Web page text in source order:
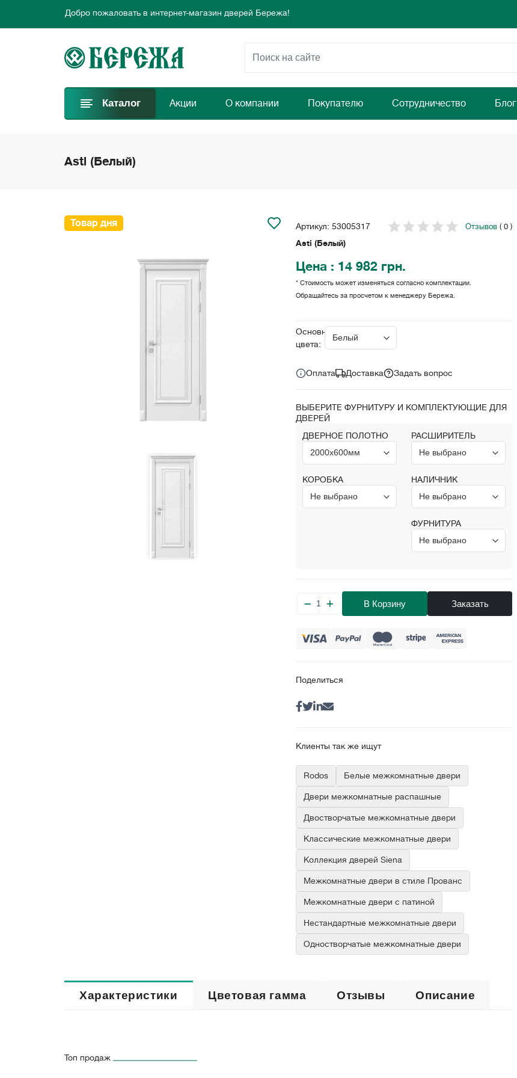
Добро пожаловать в интернет-магазин дверей Бережа!
Предлагаем новые выгодные предложения каждый день для комфорта и уюта вашего дома
Добро пожаловать в интернет-магазин дверей Бережа!
Предлагаем новые выгодные предложения каждый день для комфорта и уюта вашего дома
Каталог Акции О компании Покупателю Сотрудничество Блог
Asti (Белый)
Товар дня Артикул: 53005317 Отзывов ( 0 )
Asti (Белый)
Цена : 14 982 грн.
* Стоимость может изменяться согласно комплектации.
Обращайтесь за просчетом к менеджеру Бережа.
Основные
цвета:
Оплата Доставка Задать вопрос
ВЫБЕРИТЕ ФУРНИТУРУ И КОМПЛЕКТУЮЩИЕ ДЛЯ
ДВЕРЕЙ
ДВЕРНОЕ ПОЛОТНО
КОРОБКА
РАСШИРИТЕЛЬ
НАЛИЧНИК
ФУРНИТУРА
В Корзину Заказать
Поделиться
Клиенты так же ищут
Rodos Белые межкомнатные двери
Двери межкомнатные распашные
Двостворчатые межкомнатные двери
Классические межкомнатные двери
Коллекция дверей Siena
Межкомнатные двери в стиле Прованс
Межкомнатные двери с патиной
Нестандартные межкомнатные двери
Одностворчатые межкомнатные двери
Характеристики Цветовая гамма Отзывы Описание
Топ продаж